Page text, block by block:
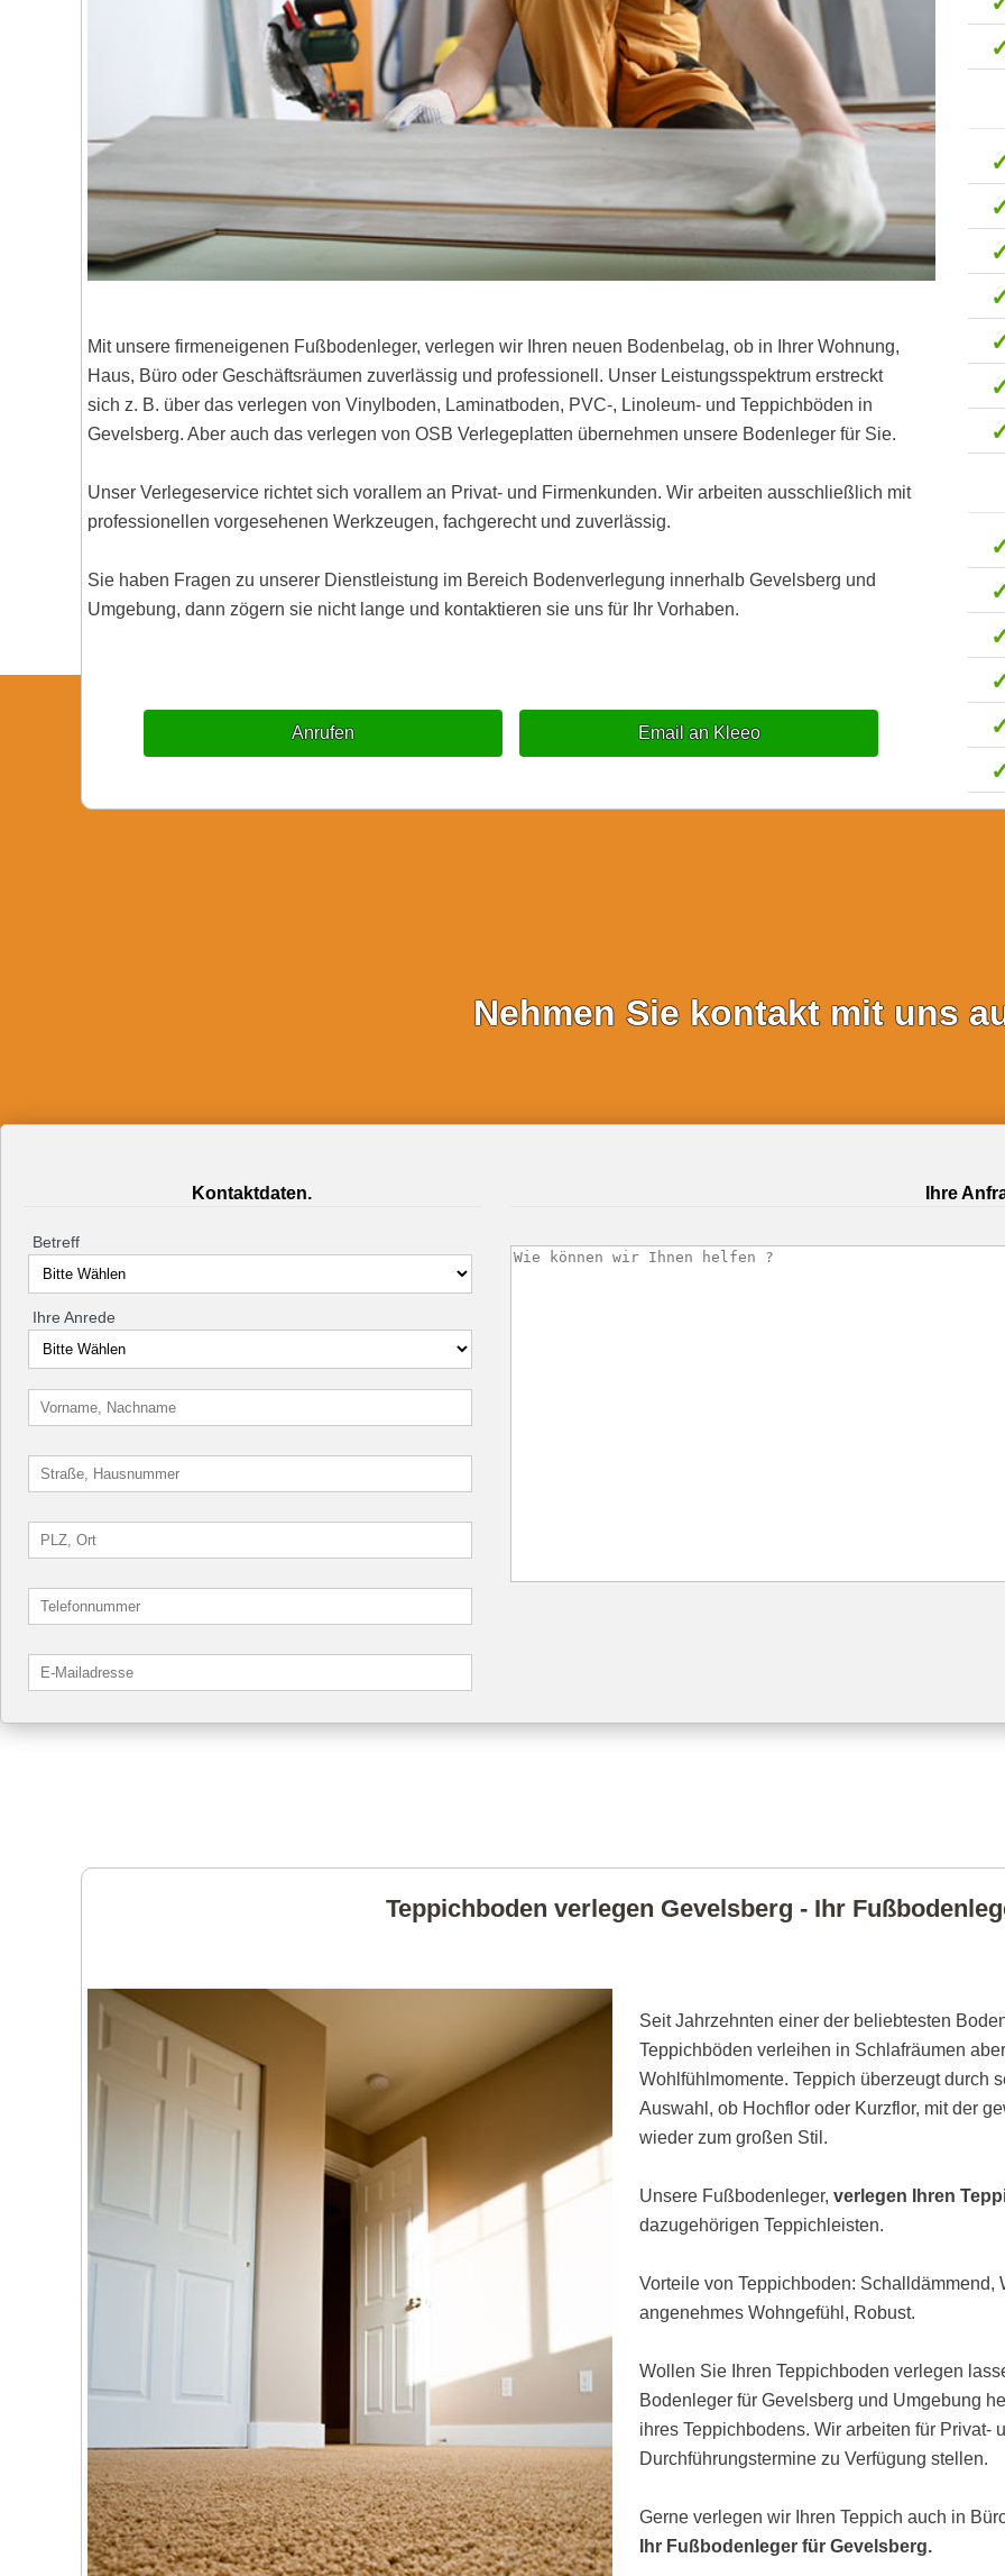
Mit unsere firmeneigenen Fußbodenleger, verlegen wir Ihren neuen Bodenbelag, ob in Ihrer Wohnung,
Haus, Büro oder Geschäftsräumen zuverlässig und professionell. Unser Leistungsspektrum erstreckt
sich z. B. über das verlegen von Vinylboden, Laminatboden, PVC-, Linoleum- und Teppichböden in
Gevelsberg. Aber auch das verlegen von OSB Verlegeplatten übernehmen unsere Bodenleger für Sie.
Unser Verlegeservice richtet sich vorallem an Privat- und Firmenkunden. Wir arbeiten ausschließlich mit
professionellen vorgesehenen Werkzeugen, fachgerecht und zuverlässig.
Sie haben Fragen zu unserer Dienstleistung im Bereich Bodenverlegung innerhalb Gevelsberg und
Umgebung, dann zögern sie nicht lange und kontaktieren sie uns für Ihr Vorhaben.
Anrufen Email an Kleeo
Nehmen Sie kontakt mit uns
Kontaktdaten.
Betreff
Ihre Anrede
Ihre
Teppichboden verlegen Gevelsberg - Ihr
Seit Jahrzehnten einer der beliebtesten
Teppichböden verleihen in Schlafräumen
Wohlfühlmomente. Teppich überzeugt durch
Auswahl, ob Hochflor oder Kurzflor, mit der
wieder zum großen Stil.
Unsere Fußbodenleger,verlegen Ihren
dazugehörigen Teppichleisten.
Vorteile von Teppichboden:
angenehmes Wohngefühl, Robust.
Wollen Sie Ihren Teppichboden verlegen
Bodenleger für Gevelsberg und Umgebung
ihres Teppichbodens. Wir arbeiten für
Durchführungstermine zu Verfügung stellen.
Gerne verlegen wir Ihren Teppich auch in
Ihr Fußbodenleger für Gevelsberg.